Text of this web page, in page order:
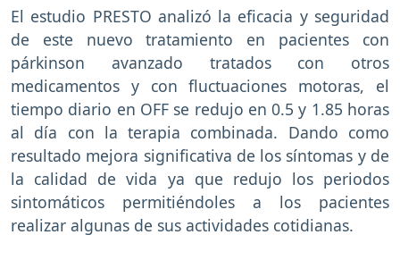
El estudio PRESTO analizó la eficacia y seguridad
de este nuevo tratamiento en pacientes con
párkinson avanzado tratados con otros
medicamentos y con fluctuaciones motoras, el
tiempo diario en OFF se redujo en 0.5 y 1.85 horas
al día con la terapia combinada. Dando como
resultado mejora significativa de los síntomas y de
la calidad de vida ya que redujo los periodos
sintomáticos permitiéndoles a los pacientes
realizar algunas de sus actividades cotidianas.